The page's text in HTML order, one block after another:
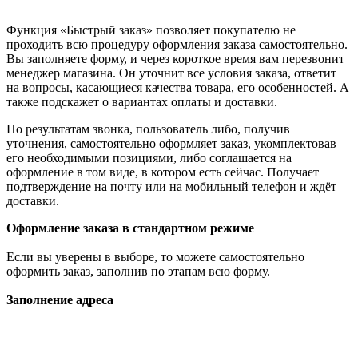
Функция «Быстрый заказ» позволяет покупателю не
проходить всю процедуру оформления заказа самостоятельно.
Вы заполняете форму, и через короткое время вам перезвонит
менеджер магазина. Он уточнит все условия заказа, ответит
на вопросы, касающиеся качества товара, его особенностей. А
также подскажет о вариантах оплаты и доставки.
По результатам звонка, пользователь либо, получив
уточнения, самостоятельно оформляет заказ, укомплектовав
его необходимыми позициями, либо соглашается на
оформление в том виде, в котором есть сейчас. Получает
подтверждение на почту или на мобильный телефон и ждёт
доставки.
Оформление заказа в стандартном режиме
Если вы уверены в выборе, то можете самостоятельно
оформить заказ, заполнив по этапам всю форму.
Заполнение адреса